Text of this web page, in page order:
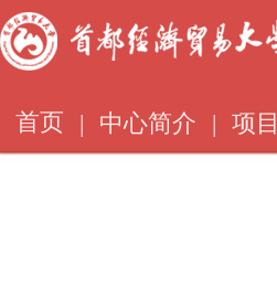
首页 | 中心简介 | 项目